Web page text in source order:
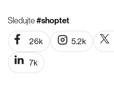
Sledujte#shoptet
26k 5.2k
7k